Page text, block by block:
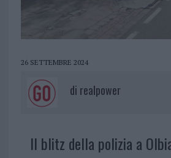
26 SETTEMBRE 2024
di realpower
Il blitz della polizia a